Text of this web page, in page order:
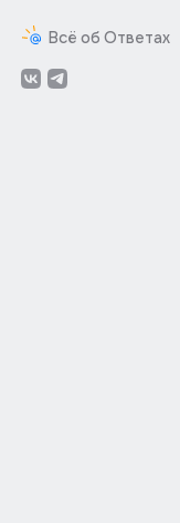
Всё об Ответах